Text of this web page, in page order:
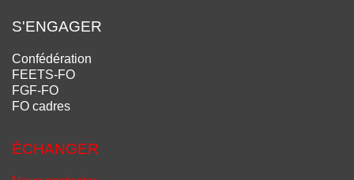
S'ENGAGER
Confédération
FEETS-FO
FGF-FO
FO cadres
ÉCHANGER